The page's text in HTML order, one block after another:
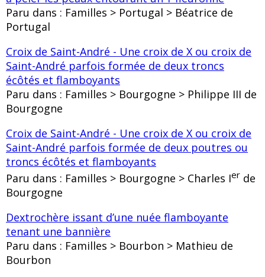
Paru dans : Familles > Portugal > Béatrice de
Portugal
Croix de Saint-André - Une croix de X ou croix de
Saint-André parfois formée de deux troncs
écôtés et flamboyants
Paru dans : Familles > Bourgogne > Philippe III de
Bourgogne
Croix de Saint-André - Une croix de X ou croix de
Saint-André parfois formée de deux poutres ou
troncs écôtés et flamboyants
Paru dans : Familles > Bourgogne > Charles Ier de
Bourgogne
Dextrochère issant d’une nuée flamboyante
tenant une bannière
Paru dans : Familles > Bourbon > Mathieu de
Bourbon